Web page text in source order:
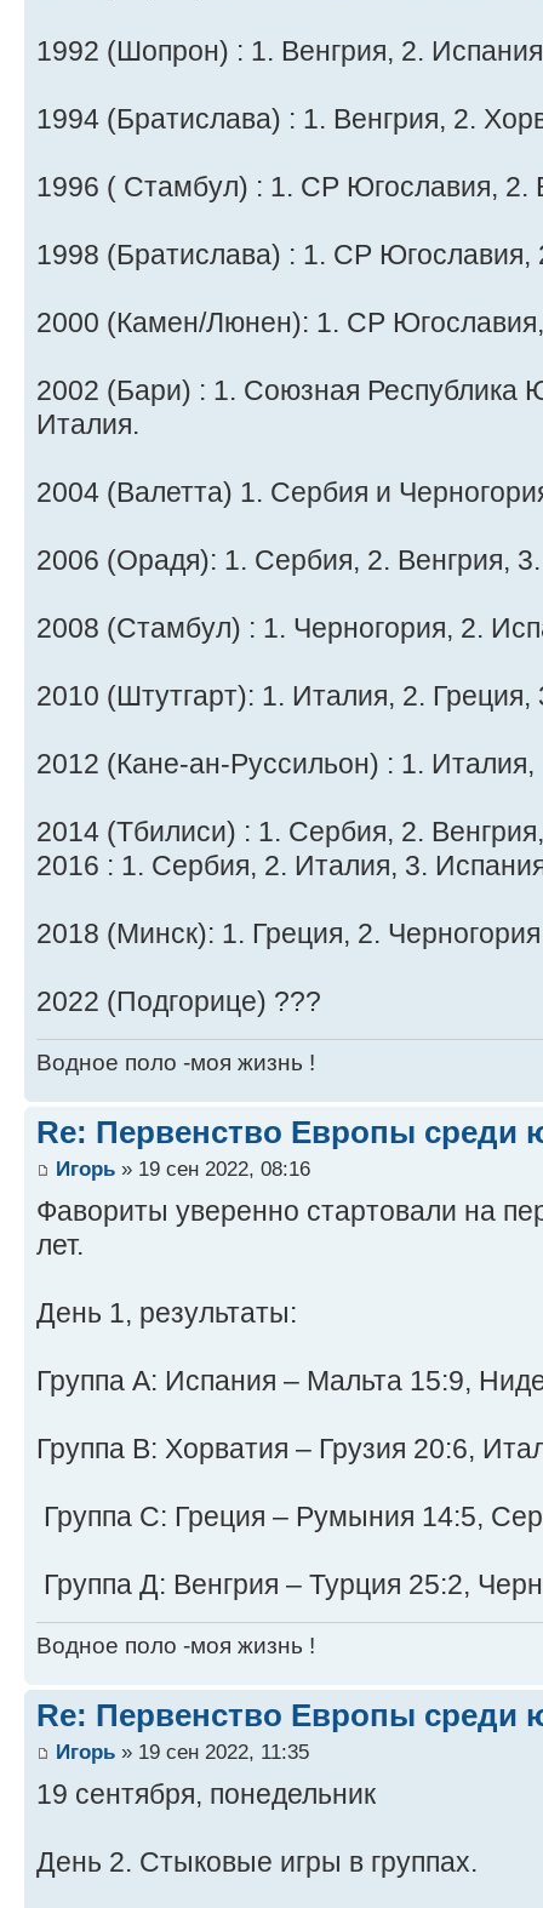
1992 (Шопрон) : 1. Венгрия, 2.
1994 (Братислава) : 1. Венгрия, 2.
1996 ( Стамбул) : 1. СР Югославия, 2.
1998 (Братислава) : 1. СР Югославия,
2000 (Камен/Люнен): 1. СР
2002 (Бари) : 1. Союзная Республика
Италия.
2004 (Валетта) 1. Сербия и
2006 (Орадя): 1. Сербия, 2. Венгрия,
2008 (Стамбул) : 1. Черногория, 2.
2010 (Штутгарт): 1. Италия, 2. Греция,
2012 (Кане-ан-Руссильон) : 1.
2014 (Тбилиси) : 1. Сербия, 2.
2016 : 1. Сербия, 2. Италия, 3.
2018 (Минск): 1. Греция, 2.
2022 (Подгорице) ???
Водное поло -моя жизнь !
Re: Первенство Европы среди
Игорь » 19 сен 2022, 08:16
Фавориты уверенно стартовали на
лет.
День 1, результаты:
Группа A: Испания – Мальта 15:9,
Группа B: Хорватия – Грузия 20:6,
Группа C: Греция – Румыния 14:5,
Группа Д: Венгрия – Турция 25:2,
Водное поло -моя жизнь !
Re: Первенство Европы среди
Игорь » 19 сен 2022, 11:35
19 сентября, понедельник
День 2. Стыковые игры в группах.